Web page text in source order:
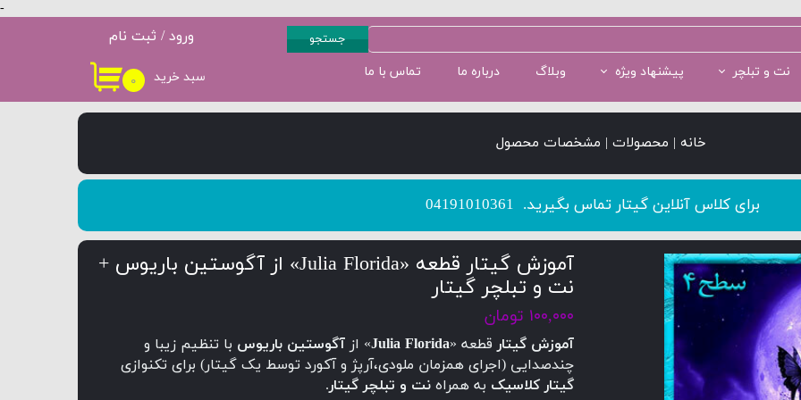
-
۰ سبد خرید نت و تبلچر پیشنهاد ویژه وبلاگ درباره ما تماس با ما
ورود / ثبت نام
حساب کاربری من
تغییر گذر واژه
کاربری
جستجو
خانه | محصولات | مشخصات محصول
​​​​​​​برای کلاس آنلاین گیتار تماس بگیرید. 04191010361
آموزش گیتار قطعه «Julia Florida» از آگوستین باریوس +
نت و تبلچر گیتار
۱۰۰,۰۰۰ تومان
آموزش گیتار قطعه «Julia Florida» از آگوستین باریوس با تنظیم زیبا و
چندصدایی (اجرای همزمان ملودی،آرپژ و آکورد توسط یک گیتار) برای تکنوازی
گیتار کلاسیک به همراه نت و تبلچر گیتار.